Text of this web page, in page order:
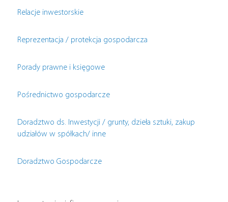
Relacje inwestorskie
Reprezentacja / protekcja gospodarcza
Porady prawne i księgowe
Pośrednictwo gospodarcze
Doradztwo ds. Inwestycji / grunty, dzieła sztuki, zakup
udziałów w spółkach/ inne
Doradztwo Gospodarcze